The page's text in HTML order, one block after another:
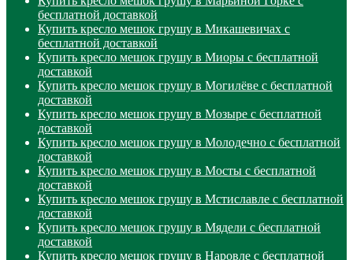
бесплатной доставкой
Купить кресло мешок грушу в Микашевичах с
бесплатной доставкой
Купить кресло мешок грушу в Миоры с бесплатной
доставкой
Купить кресло мешок грушу в Могилёве с бесплатной
доставкой
Купить кресло мешок грушу в Мозыре с бесплатной
доставкой
Купить кресло мешок грушу в Молодечно с бесплатной
доставкой
Купить кресло мешок грушу в Мосты с бесплатной
доставкой
Купить кресло мешок грушу в Мстиславле с бесплатной
доставкой
Купить кресло мешок грушу в Мядели с бесплатной
доставкой
Купить кресло мешок грушу в Наровле с бесплатной